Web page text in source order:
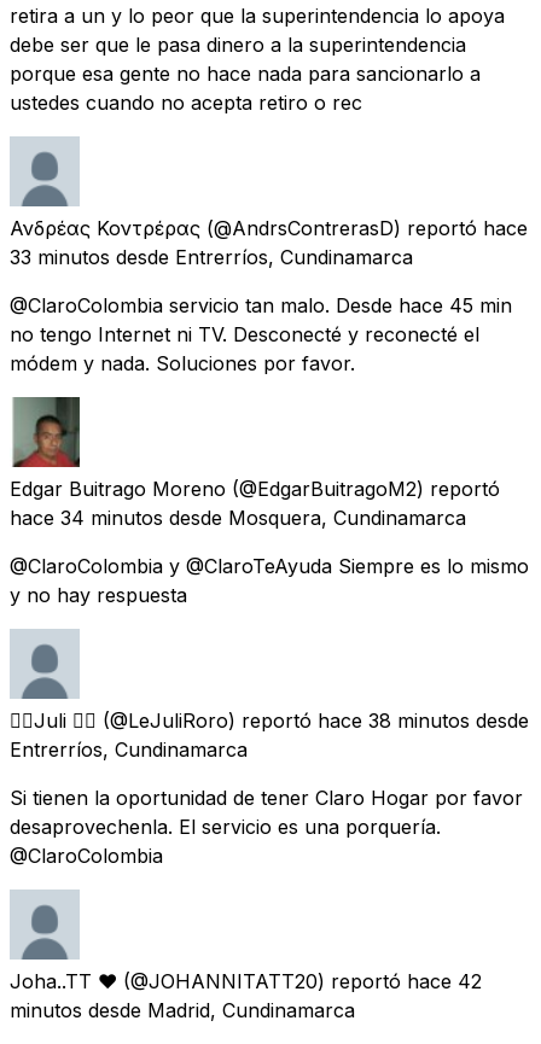
retira a un y lo peor que la superintendencia lo apoya
debe ser que le pasa dinero a la superintendencia
porque esa gente no hace nada para sancionarlo a
ustedes cuando no acepta retiro o rec
Ανδρέας Κοντρέρας (@AndrsContrerasD) reportó hace
33 minutos desde Entrerríos, Cundinamarca
@ClaroColombia servicio tan malo. Desde hace 45 min
no tengo Internet ni TV. Desconecté y reconecté el
módem y nada. Soluciones por favor.
Edgar Buitrago Moreno (@EdgarBuitragoM2) reportó
hace 34 minutos desde Mosquera, Cundinamarca
@ClaroColombia y @ClaroTeAyuda Siempre es lo mismo
y no hay respuesta
❤️‍🔥Juli ❤️‍🔥 (@LeJuliRoro) reportó hace 38 minutos desde
Entrerríos, Cundinamarca
Si tienen la oportunidad de tener Claro Hogar por favor
desaprovechenla. El servicio es una porquería.
@ClaroColombia
Joha..TT ❤ (@JOHANNITATT20) reportó hace 42
minutos desde Madrid, Cundinamarca